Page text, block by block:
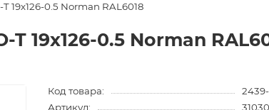
19х126-0.5 Norman RAL6018
19х126-0.5 Norman
Код товара:
Артикул: